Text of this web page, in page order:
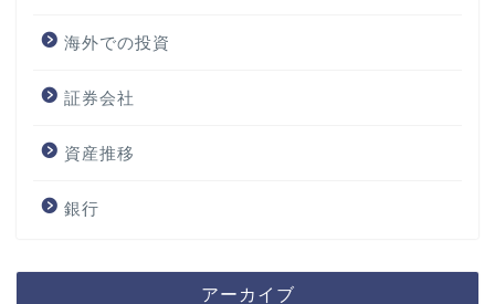
海外での投資
証券会社
資産推移
銀行
アーカイブ